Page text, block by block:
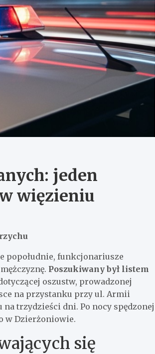
jeden
więzieniu
popołudnie, funkcjonariusze
Poszukiwany był listem
oszustw, prowadzonej
na przystanku przy ul. Armii
trzydzieści dni. Po nocy spędzonej
w Dzierżoniowie.
się